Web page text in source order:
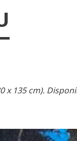
x 135 cm).